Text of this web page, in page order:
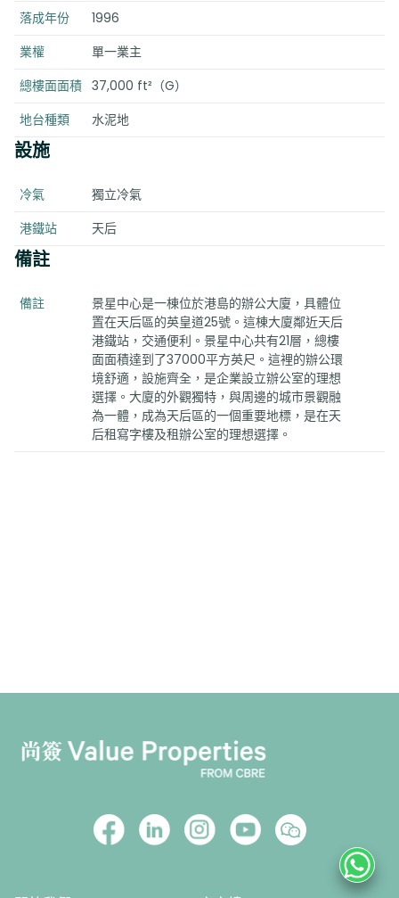
落成年份
1996
業權
單一業主
總樓面面積 37,000 ft²（G）
地台種類
水泥地
設施
冷氣
獨立冷氣
港鐵站
天后
備註
備註
景星中心是一棟位於港島的辦公大廈，具體位
置在天后區的英皇道25號。這棟大廈鄰近天后
港鐵站，交通便利。景星中心共有21層，總樓
面面積達到了37000平方英尺。這裡的辦公環
境舒適，設施齊全，是企業設立辦公室的理想
選擇。大廈的外觀獨特，與周邊的城市景觀融
為一體，成為天后區的一個重要地標，是在天
后租寫字樓及租辦公室的理想選擇。